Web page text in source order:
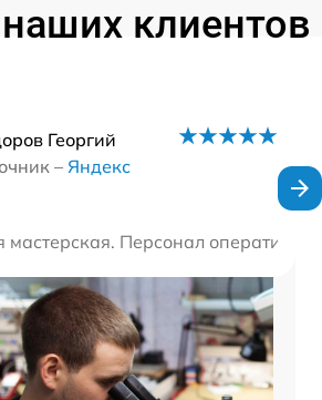
клиентов
Георгий
– Яндекс
мастерская. Персонал
мастера